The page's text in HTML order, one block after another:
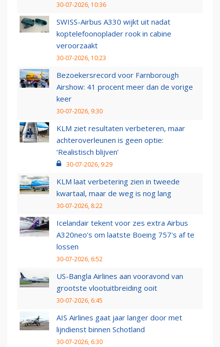
30-07-2026, 10:36
SWISS-Airbus A330 wijkt uit nadat
koptelefoonoplader rook in cabine
veroorzaakt
30-07-2026, 10:23
Bezoekersrecord voor Farnborough
Airshow: 41 procent meer dan de vorige
keer
30-07-2026, 9:30
KLM ziet resultaten verbeteren, maar
achteroverleunen is geen optie:
‘Realistisch blijven’
30-07-2026, 9:29
KLM laat verbetering zien in tweede
kwartaal, maar de weg is nog lang
30-07-2026, 8:22
Icelandair tekent voor zes extra Airbus
A320neo's om laatste Boeing 757's af te
lossen
30-07-2026, 6:52
US-Bangla Airlines aan vooravond van
grootste vlootuitbreiding ooit
30-07-2026, 6:45
AIS Airlines gaat jaar langer door met
lijndienst binnen Schotland
30-07-2026, 6:30